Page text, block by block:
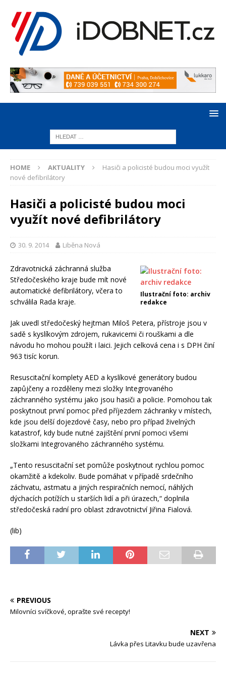
HOME AKTUALITY
Hasiči a policisté budou moci využít
nové defibrilátory
Hasiči a policisté budou moci
využít nové defibrilátory
30. 9. 2014 Liběna Nová
Ilustrační foto: archiv
redakce
Zdravotnická záchranná služba
Středočeského kraje bude mít nové
automatické defibrilátory, včera to
schválila Rada kraje.
Jak uvedl středočeský hejtman Miloš Petera, přístroje jsou v
sadě s kyslíkovým zdrojem, rukavicemi či rouškami a dle
návodu ho mohou použít i laici. Jejich celková cena i s DPH činí
963 tisíc korun.
Resuscitační komplety AED a kyslíkové generátory budou
zapůjčeny a rozděleny mezi složky Integrovaného
záchranného systému jako jsou hasiči a policie. Pomohou tak
poskytnout první pomoc před příjezdem záchranky v místech,
kde jsou delší dojezdové časy, nebo pro případ živelných
katastrof, kdy bude nutné zajištění první pomoci všemi
složkami Integrovaného záchranného systému.
„Tento resuscitační set pomůže poskytnout rychlou pomoc
okamžitě a kdekoliv. Bude pomáhat v případě srdečního
záchvatu, astmatu a jiných respiračních nemocí, náhlých
dýchacích potížích u starších lidí a při úrazech,“ doplnila
středočeská radní pro oblast zdravotnictví Jiřina Fialová.
(lib)
PREVIOUS
Milovníci svíčkové, oprašte své recepty!
NEXT
Lávka přes Litavku bude uzavřena